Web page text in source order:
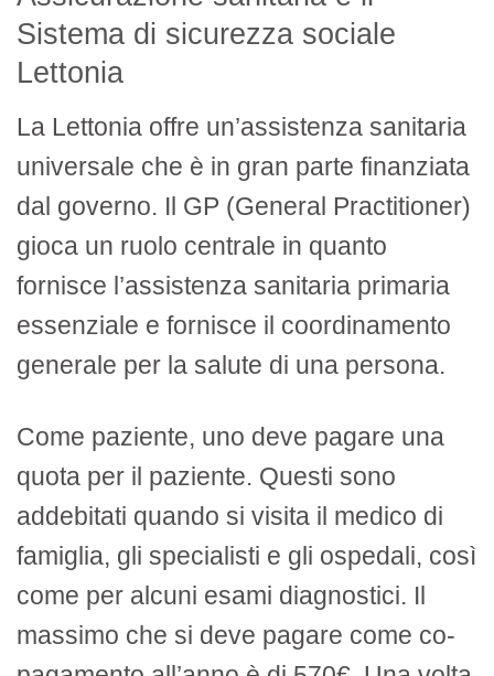
Sistema di sicurezza sociale
Lettonia
La Lettonia offre un’assistenza sanitaria
universale che è in gran parte finanziata
dal governo. Il GP (General Practitioner)
gioca un ruolo centrale in quanto
fornisce l’assistenza sanitaria primaria
essenziale e fornisce il coordinamento
generale per la salute di una persona.
Come paziente, uno deve pagare una
quota per il paziente. Questi sono
addebitati quando si visita il medico di
famiglia, gli specialisti e gli ospedali, così
come per alcuni esami diagnostici. Il
massimo che si deve pagare come co-